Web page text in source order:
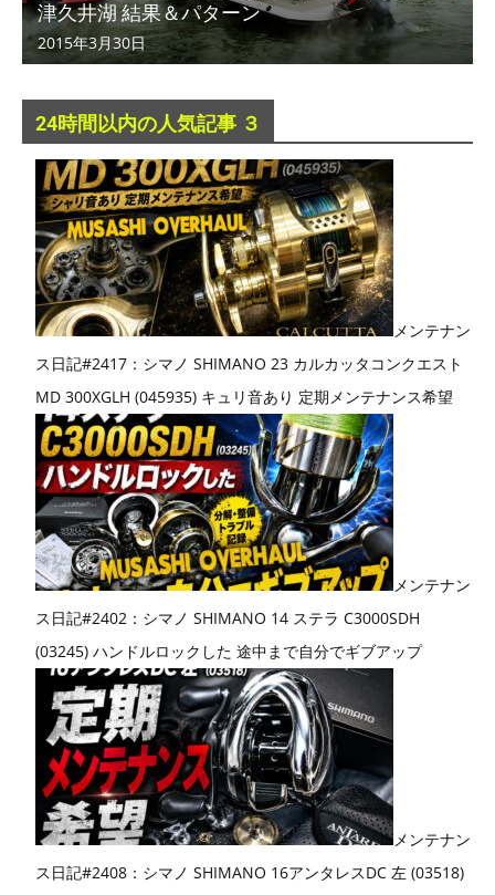
津久井湖 結果＆パターン
2015年3月30日
24時間以内の人気記事 ３
メンテナン
ス日記#2417：シマノ SHIMANO 23 カルカッタコンクエスト
MD 300XGLH (045935) キュリ音あり 定期メンテナンス希望
メンテナン
ス日記#2402：シマノ SHIMANO 14 ステラ C3000SDH
(03245) ハンドルロックした 途中まで自分でギブアップ
メンテナン
ス日記#2408：シマノ SHIMANO 16アンタレスDC 左 (03518)